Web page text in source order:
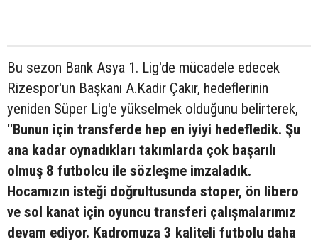
Bu sezon Bank Asya 1. Lig'de mücadele edecek
Rizespor'un Başkanı A.Kadir Çakır, hedeflerinin
yeniden Süper Lig'e yükselmek olduğunu belirterek,
''Bunun için transferde hep en iyiyi hedefledik. Şu
ana kadar oynadıkları takımlarda çok başarılı
olmuş 8 futbolcu ile sözleşme imzaladık.
Hocamızın isteği doğrultusunda stoper, ön libero
ve sol kanat için oyuncu transferi çalışmalarımız
devam ediyor. Kadromuza 3 kaliteli futbolu daha